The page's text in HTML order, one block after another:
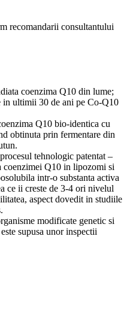
recomandarii consultantului
coenzima Q10 din lume;
in ultimii 30 de ani pe Co-Q10
Q10 bio-identica cu
obtinuta prin fermentare din
tehnologic patentat –
coenzimei Q10 in lipozomi si
intr-o substanta activa
ce ii creste de 3-4 ori nivelul
aspect dovedit in studiile
modificate genetic si
supusa unor inspectii